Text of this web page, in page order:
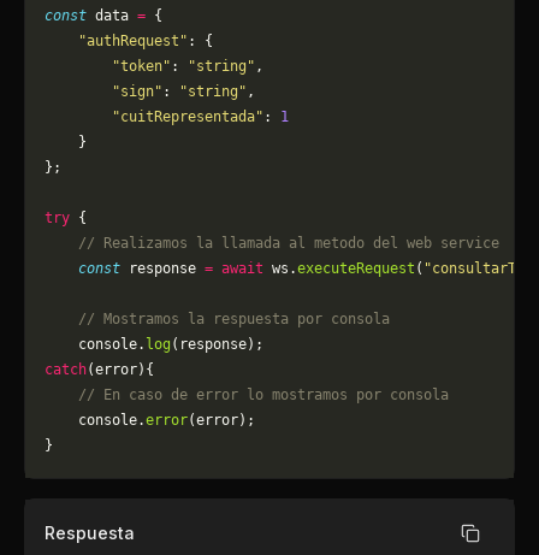
const data = {
    "authRequest"
: {
        "token"
: "string" ,
        "sign"
: "string" ,
        "cuitRepresentada"
: 1
    }
};
try {
    // Realizamos la llamada al metodo del web service
    const
response = await ws.executeRequest (
    // Mostramos la respuesta por consola
    console.
log (response);
catch(error){
    // En caso de error lo mostramos por consola
	console.
error(error);
}
Respuesta Copiar